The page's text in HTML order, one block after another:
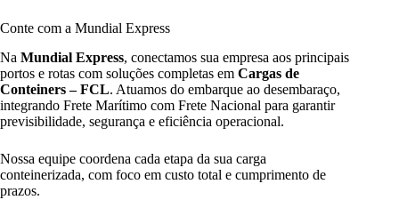
Conte com a Mundial Express
Na Mundial Express, conectamos sua empresa aos principais
portos e rotas com soluções completas em Cargas de
Conteiners – FCL. Atuamos do embarque ao desembaraço,
integrando Frete Marítimo com Frete Nacional para garantir
previsibilidade, segurança e eficiência operacional.
Nossa equipe coordena cada etapa da sua carga
conteinerizada, com foco em custo total e cumprimento de
prazos.